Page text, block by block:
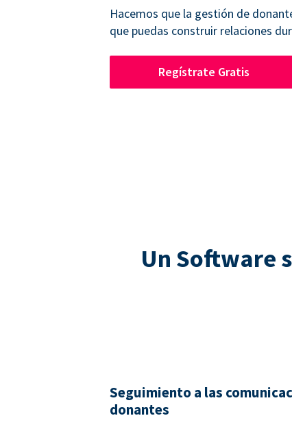
Hacemos que la gestión de
que puedas construir relaciones
Regístrate Gratis
Un Software
Seguimiento a las
donantes